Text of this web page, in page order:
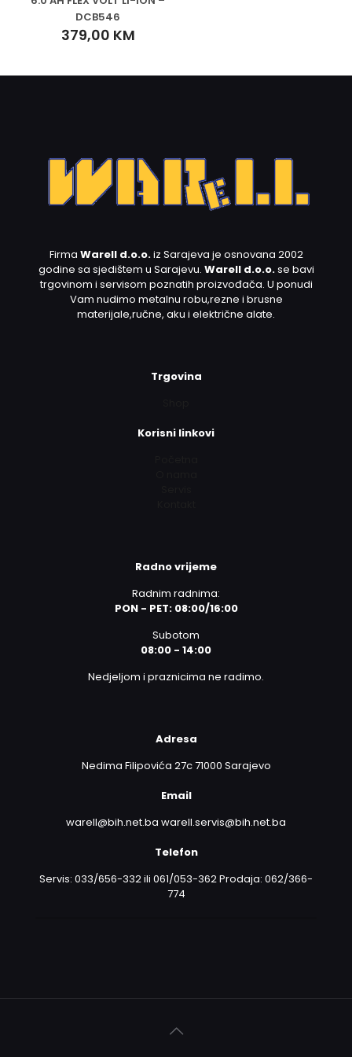
DCB546
379,00 KM
Firma Warell d.o.o.iz Sarajeva je osnovana 2002
godine sa sjedištem u Sarajevu. Warell d.o.o.se bavi
trgovinom i servisom poznatih proizvođača. U ponudi
Vam nudimo metalnu robu,rezne i brusne
materijale,ručne, aku i električne alate.
Trgovina
Korisni linkovi
Radno vrijeme
Radnim radnima:
PON - PET: 08:00/16:00
Subotom
08:00 - 14:00
Nedjeljom i praznicima ne radimo.
Adresa
Nedima Filipovića 27c 71000 Sarajevo
Email
warell@bih.net.ba warell.servis@bih.net.ba
Telefon
Servis: 033/656-332 ili 061/053-362 Prodaja: 062/366-
774